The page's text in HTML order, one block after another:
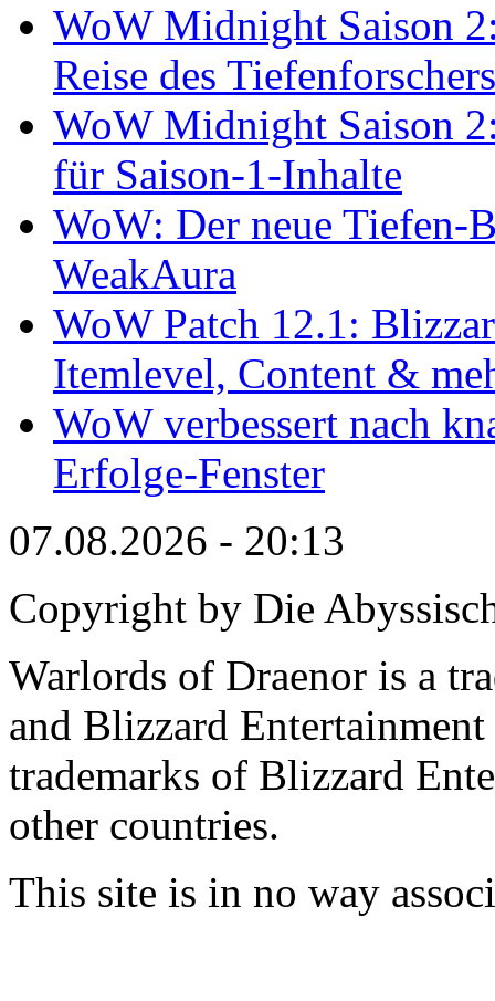
WoW Midnight Saison
Reise des Tiefenforschers
WoW Midnight Saison
für Saison-1-Inhalte
WoW: Der neue Tiefen-
WeakAura
WoW Patch 12.1:
Itemlevel, Content &
WoW verbessert nach
Erfolge-Fenster
07.08.2026 - 20:13
Copyright by Die
Warlords of Draenor is a
and Blizzard
trademarks of Blizzard
other countries.
This site is in no way